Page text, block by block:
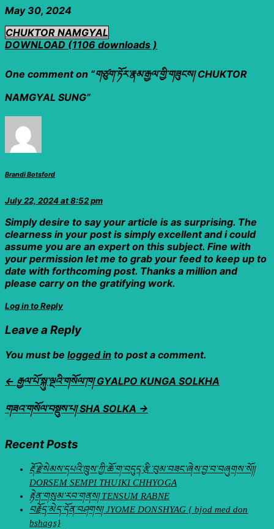
May 30, 2024
CHUKTOR NAMGYAL
DOWNLOAD (1106 downloads )
One comment on “གཙུག་ཏོར་རྣམ་རྒྱལ་གྱི་གཟུངས། CHUKTOR
NAMGYAL SUNG”
Brandi Botsford
July 22, 2024at 8:52 pm
Simply desire to say your article is as surprising. The
clearness in your post is simply excellent and i could
assume you are an expert on this subject. Fine with
your permission let me to grab your feed to keep up to
date with forthcoming post. Thanks a million and
please carry on the gratifying work.
Log in to Reply
Leave a Reply
You must be logged in to post a comment.
← རྒྱལ་པོ་སྐུ་ལྔའི་གསོལ་ཁ། GYALPO KUNGA SOLKHA
གཟའ་གསོལ་བསྡུས་པ། SHA SOLKA →
Recent Posts
རྡོ་རྗེ་སེམས་དཔའི་ཁྲུས་ཀྱི་ཆོ་ག་བདུད་རྩི་བུམ་བཟང་ཞེས་བྱ་བ་བཞུགས་སོ།།
DORSEM SEMPI THUIKI CHHYOGA
རྟེན་གསུམ་རབ་གནས། TENSUM RABNE
བརྗོད་མེད་དོན་བཤགས། JYOME DONSHYAG { bjod med don
bshags}